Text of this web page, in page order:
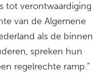
tot verontwaardiging
van de Algemene
als de binnen
spreken hun
regelrechte ramp.”